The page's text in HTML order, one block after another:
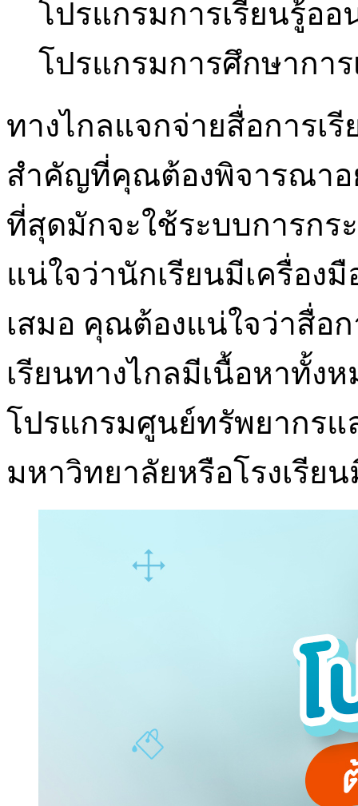
โปรแกรมการเรียนรู้อ
โปรแกรมการศึกษากา
ทางไกลแจกจ่ายสื่อการเ
สำคัญที่คุณต้องพิจารณาอ
ที่สุดมักจะใช้ระบบการกร
แน่ใจว่านักเรียนมีเครื่อง
เสมอ คุณต้องแน่ใจว่าสื่อ
เรียนทางไกลมีเนื้อหาทั้ง
โปรแกรมศูนย์ทรัพยากรแ
มหาวิทยาลัยหรือโรงเรีย